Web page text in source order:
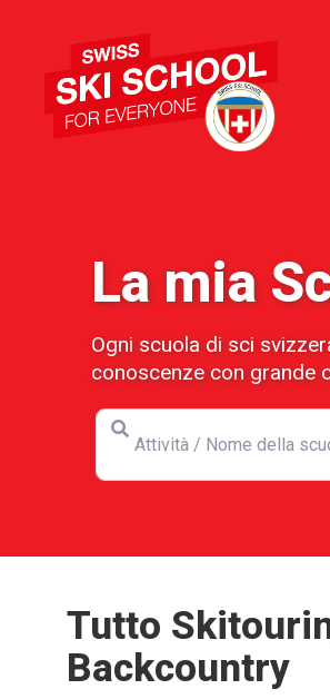
La mia
Ogni scuola di sci
conoscenze con grande
Attività / Nome della scuola
Tutto
Backcountry